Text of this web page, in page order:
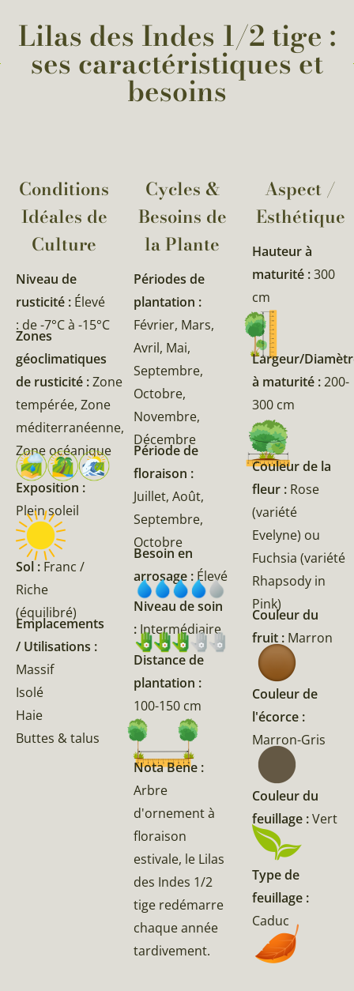
Lilas des Indes 1/2 tige :
ses caractéristiques et
besoins
Conditions
Idéales de
Culture
Niveau de
rusticité : Élevé
: de -7°C à -15°C
Zones
géoclimatiques
de rusticité :Zone
tempérée, Zone
méditerranéenne,
Zone océanique
Exposition :
Plein soleil
Sol : Franc /
Riche
(équilibré)
Emplacements
/ Utilisations :
Massif
Isolé
Haie
Buttes & talus
Cycles &
Besoins de
la Plante​
Périodes de
plantation :
Février, Mars,
Avril, Mai,
Septembre,
Octobre,
Novembre,
Décembre
Période de
floraison :
Juillet, Août,
Septembre,
Octobre
Besoin en
arrosage :Élevé
Niveau de soin
: Intermédiaire
Distance de
plantation :
100-150 cm
Nota Bene :
Arbre
d'ornement à
floraison
estivale, le Lilas
des Indes 1/2
tige redémarre
chaque année
tardivement.
Aspect /
Esthétique
Hauteur à
maturité :300
cm
Largeur/
à maturité :200-
300 cm
Couleur de la
fleur : Rose
(variété
Evelyne) ou
Fuchsia (variété
Rhapsody in
Pink)
Couleur du
fruit : Marron
Couleur de
l'écorce :
Marron-Gris
Couleur du
feuillage :Vert
Type de
feuillage :
Caduc